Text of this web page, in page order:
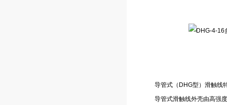
导管式（DHG型）滑触线
导管式滑触线外壳由高强